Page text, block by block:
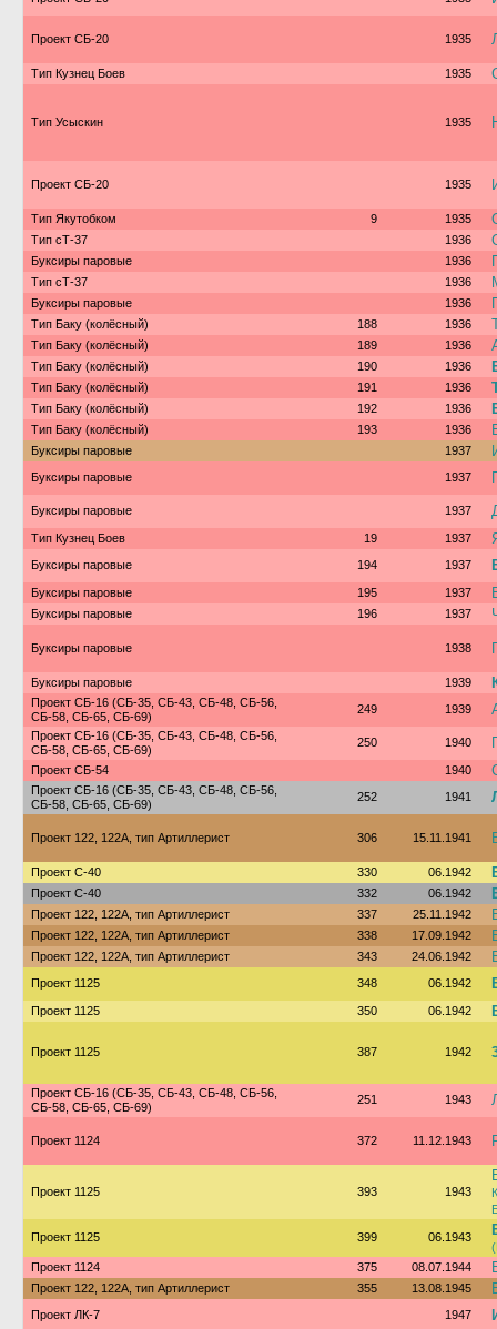
Проект СБ-20 1935
Тип Кузнец Боев 1935
Тип Усыскин 1935
Проект СБ-20 1935
Тип Якутобком 9 1935
Тип сТ-37 1936
Буксиры паровые 1936
Тип сТ-37 1936
Буксиры паровые 1936
Тип Баку (колёсный) 188 1936
Тип Баку (колёсный) 189 1936
Тип Баку (колёсный) 190 1936
Тип Баку (колёсный) 191 1936
Тип Баку (колёсный) 192 1936
Тип Баку (колёсный) 193 1936
Буксиры паровые 1937
Буксиры паровые 1937
Буксиры паровые 1937
Тип Кузнец Боев 19 1937
Буксиры паровые 194 1937
Буксиры паровые 195 1937
Буксиры паровые 196 1937
Буксиры паровые 1938
Буксиры паровые 1939
Проект СБ-16 (СБ-35, СБ-43, СБ-48, СБ-56,
СБ-58, СБ-65, СБ-69)
249 1939
Проект СБ-16 (СБ-35, СБ-43, СБ-48, СБ-56,
СБ-58, СБ-65, СБ-69)
250 1940
Проект СБ-54 1940
Проект СБ-16 (СБ-35, СБ-43, СБ-48, СБ-56,
СБ-58, СБ-65, СБ-69)
252 1941
Проект 122, 122А, тип Артиллерист 306 15.11.1941
Проект С-40 330 06.1942
Проект С-40 332 06.1942
Проект 122, 122А, тип Артиллерист 337 25.11.1942
Проект 122, 122А, тип Артиллерист 338 17.09.1942
Проект 122, 122А, тип Артиллерист 343 24.06.1942
Проект 1125 348 06.1942
Проект 1125 350 06.1942
Проект 1125 387 1942
Проект СБ-16 (СБ-35, СБ-43, СБ-48, СБ-56,
СБ-58, СБ-65, СБ-69)
251 1943
Проект 1124 372 11.12.1943
Проект 1125 393 1943
Проект 1125 399 06.1943
Проект 1124
375 08.07.1944
Проект 122, 122А, тип Артиллерист 355 13.08.1945
Проект ЛК-7 1947